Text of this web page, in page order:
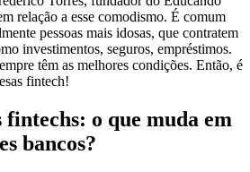
relação a esse comodismo. É comum
pessoas mais idosas, que contratem
investimentos, seguros, empréstimos.
têm as melhores condições. Então, é
fintech!
o que muda em
bancos?